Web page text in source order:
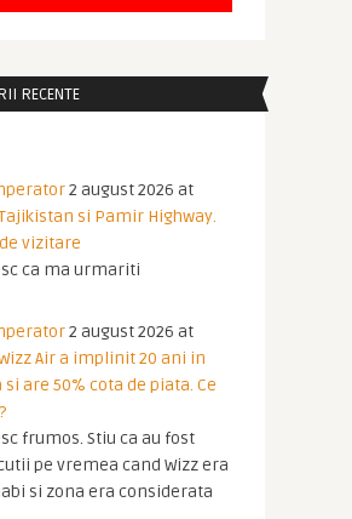
RECENTE
2 august 2026 at
si Pamir Highway.
vizitare
ca ma urmariti
2 august 2026 at
Air a implinit 20 ani in
are 50% cota de piata. Ce
frumos. Stiu ca au fost
pe vremea cand Wizz era
si zona era considerata